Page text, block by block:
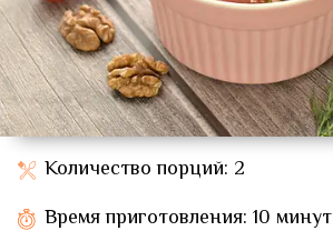
Количество порций: 2
Время приготовления: 10 минут